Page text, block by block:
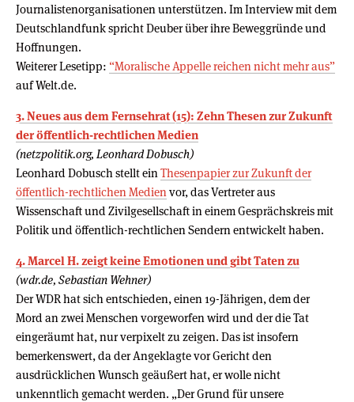
Journalistenorganisationen unterstützen. Im Interview mit dem
Deutschlandfunk spricht Deuber über ihre Beweggründe und
Hoffnungen.
Weiterer Lesetipp: “Moralische Appelle reichen nicht mehr aus”
auf Welt.de.
3. Neues aus dem Fernsehrat (15): Zehn Thesen zur Zukunft
der öffentlich-rechtlichen Medien
(netzpolitik.org, Leonhard Dobusch)
Leonhard Dobusch stellt ein Thesenpapier zur Zukunft der
öffentlich-rechtlichen Medien vor, das Vertreter aus
Wissenschaft und Zivilgesellschaft in einem Gesprächskreis mit
Politik und öffentlich-rechtlichen Sendern entwickelt haben.
4. Marcel H. zeigt keine Emotionen und gibt Taten zu
(wdr.de, Sebastian Wehner)
Der WDR hat sich entschieden, einen 19-Jährigen, dem der
Mord an zwei Menschen vorgeworfen wird und der die Tat
eingeräumt hat, nur verpixelt zu zeigen. Das ist insofern
bemerkenswert, da der Angeklagte vor Gericht den
ausdrücklichen Wunsch geäußert hat, er wolle nicht
unkenntlich gemacht werden. „Der Grund für unsere